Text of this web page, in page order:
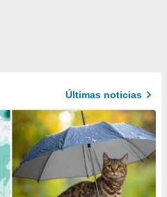
Últimas noticias